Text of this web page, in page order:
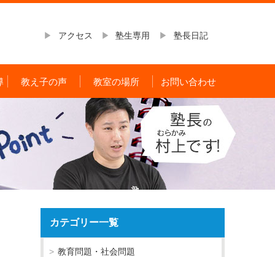
アクセス 塾生専用 塾長日記
教え子の声 教室の場所 お問い合わせ
カテゴリー一覧
教育問題・社会問題